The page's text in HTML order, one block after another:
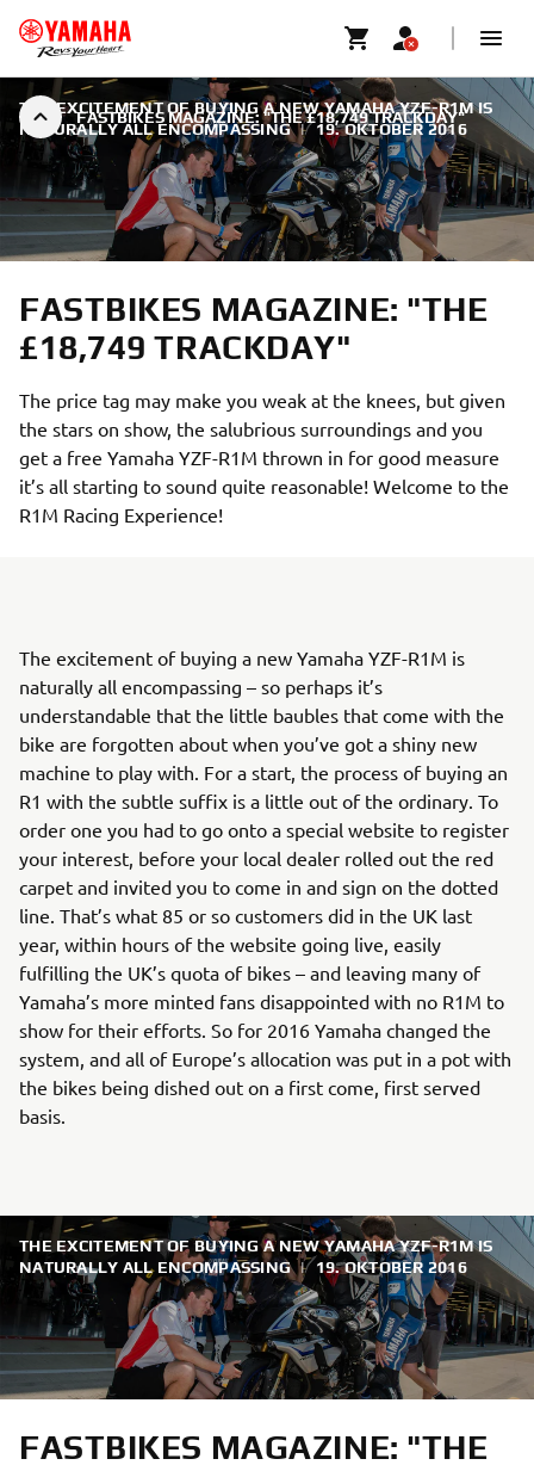
FASTBIKES MAGAZINE: "THE £18,749 TRACKDAY"
THE EXCITEMENT OF BUYING A NEW YAMAHA YZF-R1M IS
NATURALLY ALL ENCOMPASSING | 19. OKTOBER 2016
FASTBIKES MAGAZINE: "THE
£18,749 TRACKDAY"
The price tag may make you weak at the knees, but given
the stars on show, the salubrious surroundings and you
get a free Yamaha YZF-R1M thrown in for good measure
it’s all starting to sound quite reasonable! Welcome to the
R1M Racing Experience!
The excitement of buying a new Yamaha YZF-R1M is
naturally all encompassing – so perhaps it’s
understandable that the little baubles that come with the
bike are forgotten about when you’ve got a shiny new
machine to play with. For a start, the process of buying an
R1 with the subtle suffix is a little out of the ordinary. To
order one you had to go onto a special website to register
your interest, before your local dealer rolled out the red
carpet and invited you to come in and sign on the dotted
line. That’s what 85 or so customers did in the UK last
year, within hours of the website going live, easily
fulfilling the UK’s quota of bikes – and leaving many of
Yamaha’s more minted fans disappointed with no R1M to
show for their efforts. So for 2016 Yamaha changed the
system, and all of Europe’s allocation was put in a pot with
the bikes being dished out on a first come, first served
basis.
THE EXCITEMENT OF BUYING A NEW YAMAHA YZF-R1M IS
NATURALLY ALL ENCOMPASSING | 19. OKTOBER 2016
FASTBIKES MAGAZINE: "THE